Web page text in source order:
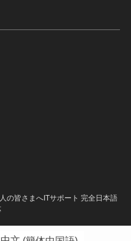
の皆さまへITサポート 完全日本語